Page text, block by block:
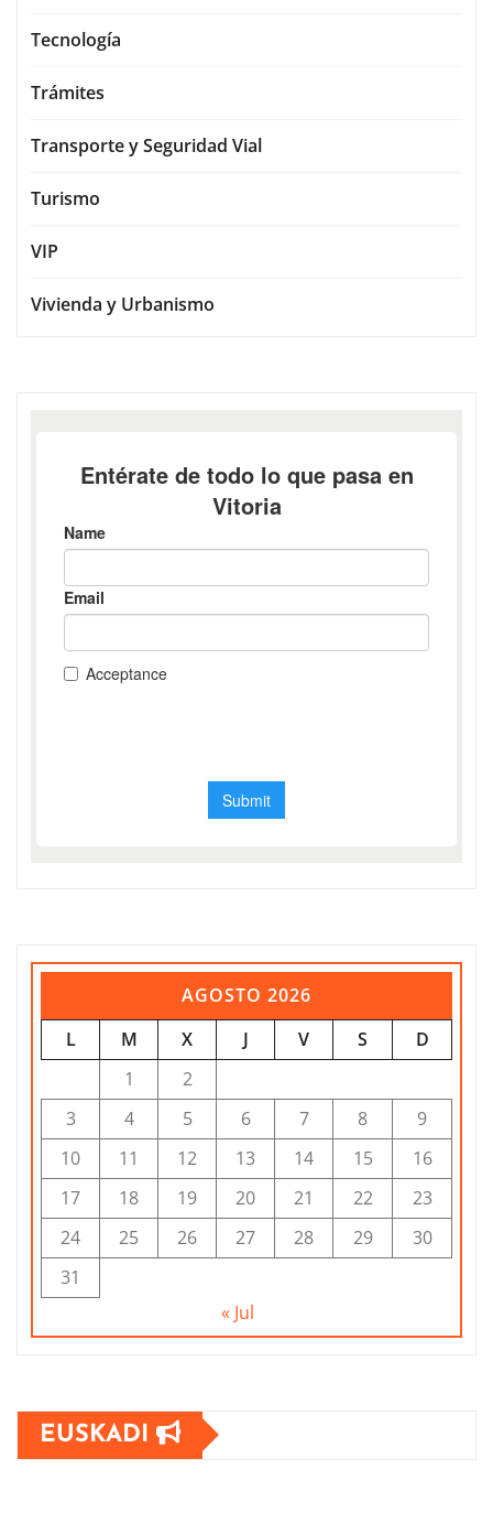
Tecnología
Trámites
Transporte y Seguridad Vial
Turismo
VIP
Vivienda y Urbanismo
AGOSTO 2026
L
M X J V S
D
1
2
3
4 5 6 7 8
9
10
11 12 13 14 15
16
17
18 19 20 21 22
23
24
25 26 27 28 29
30
31
« Jul
EUSKADI